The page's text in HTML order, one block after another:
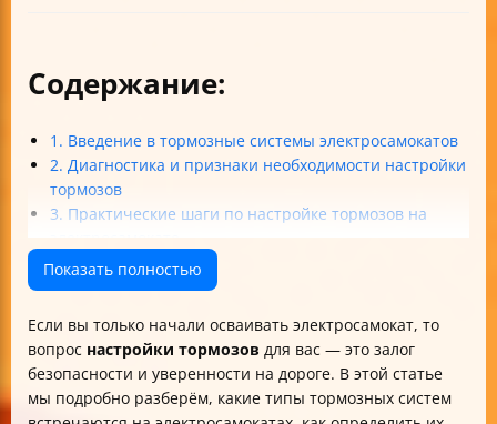
Содержание:
1. Введение в тормозные системы электросамокатов
2. Диагностика и признаки необходимости настройки
тормозов
3. Практические шаги по настройке тормозов на
4. Обслуживание и безопасность при работе с
тормозами
Итог
Показать полностью
Если вы только начали осваивать электросамокат, то
вопрос настройки тормозов для вас — это залог
безопасности и уверенности на дороге. В этой статье
мы подробно разберём, какие типы тормозных систем